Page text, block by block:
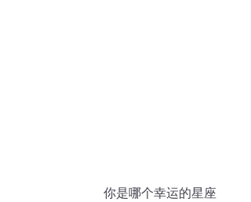
你是哪个幸运的星座